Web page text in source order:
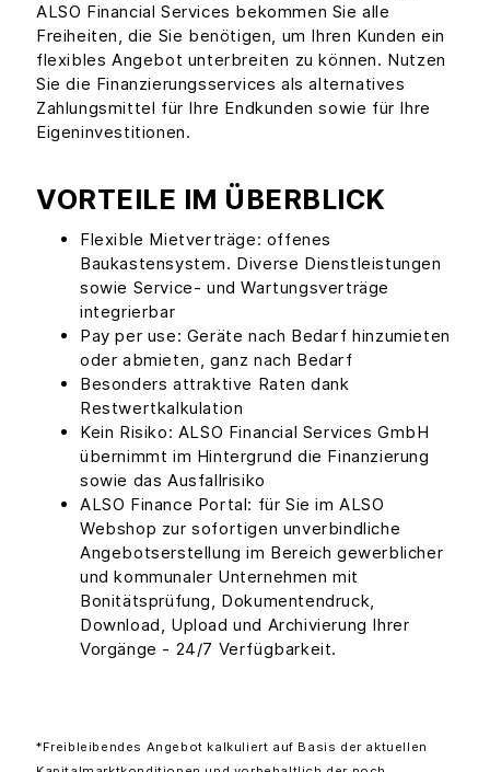
ALSO Financial Services bekommen Sie alle
Freiheiten, die Sie benötigen, um Ihren Kunden ein
flexibles Angebot unterbreiten zu können. Nutzen
Sie die Finanzierungsservices als alternatives
Zahlungsmittel für Ihre Endkunden sowie für Ihre
Eigeninvestitionen.
VORTEILE IM ÜBERBLICK
Flexible Mietverträge: offenes
Baukastensystem. Diverse Dienstleistungen
sowie Service- und Wartungsverträge
integrierbar
Pay per use: Geräte nach Bedarf hinzumieten
oder abmieten, ganz nach Bedarf
Besonders attraktive Raten dank
Restwertkalkulation
Kein Risiko: ALSO Financial Services GmbH
übernimmt im Hintergrund die Finanzierung
sowie das Ausfallrisiko
ALSO Finance Portal: für Sie im ALSO
Webshop zur sofortigen unverbindliche
Angebotserstellung im Bereich gewerblicher
und kommunaler Unternehmen mit
Bonitätsprüfung, Dokumentendruck,
Download, Upload und Archivierung Ihrer
Vorgänge - 24/7 Verfügbarkeit.
*Freibleibendes Angebot kalkuliert auf Basis der aktuellen